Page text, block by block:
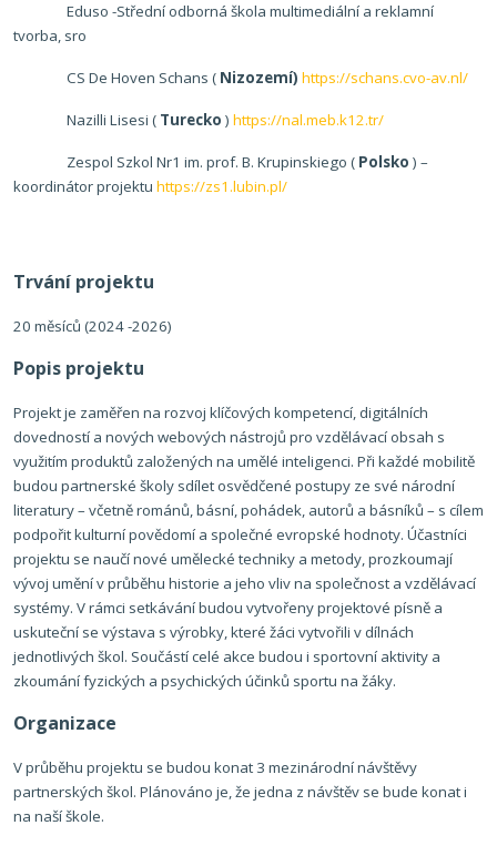
Eduso -Střední odborná škola multimediální a reklamní
tvorba, sro
CS De Hoven Schans ( Nizozemí) https://schans.cvo-av.nl/
Nazilli Lisesi ( Turecko ) https://nal.meb.k12.tr/
Zespol Szkol Nr1 im. prof. B. Krupinskiego ( Polsko ) –
koordinátor projektu https://zs1.lubin.pl/
Trvání projektu
20 měsíců (2024 -2026)
Popis projektu
Projekt je zaměřen na rozvoj klíčových kompetencí, digitálních
dovedností a nových webových nástrojů pro vzdělávací obsah s
využitím produktů založených na umělé inteligenci. Při každé mobilitě
budou partnerské školy sdílet osvědčené postupy ze své národní
literatury – včetně románů, básní, pohádek, autorů a básníků – s cílem
podpořit kulturní povědomí a společné evropské hodnoty. Účastníci
projektu se naučí nové umělecké techniky a metody, prozkoumají
vývoj umění v průběhu historie a jeho vliv na společnost a vzdělávací
systémy. V rámci setkávání budou vytvořeny projektové písně a
uskuteční se výstava s výrobky, které žáci vytvořili v dílnách
jednotlivých škol. Součástí celé akce budou i sportovní aktivity a
zkoumání fyzických a psychických účinků sportu na žáky.
Organizace
V průběhu projektu se budou konat 3 mezinárodní návštěvy
partnerských škol. Plánováno je, že jedna z návštěv se bude konat i
na naší škole.